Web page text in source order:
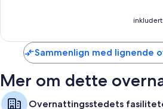
Sammenlign med lignende
Mer om dette
Overnattingsstedets